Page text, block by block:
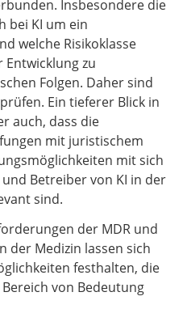
Insbesondere die
bei KI um ein
welche Risikoklasse
zu
Folgen. Daher sind
Ein tieferer Blick in
auch, dass die
mit juristischem
mit sich
Betreiber von KI in der
sind.
der MDR und
der Medizin lassen sich
festhalten, die
von Bedeutung